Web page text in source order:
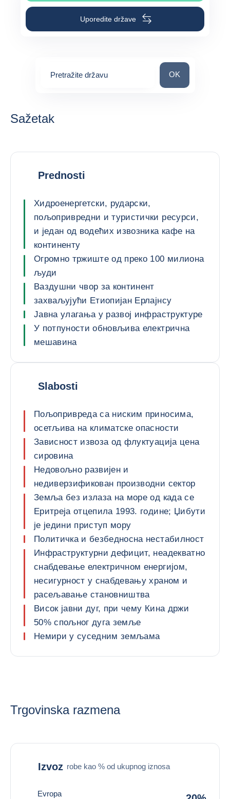
Uporedite države
Pretražite državu Pretražite državu
OK
Sažetak
Prednosti
Хидроенергетски, рударски,
пољопривредни и туристички ресурси,
и један од водећих извозника кафе на
континенту
Огромно тржиште од преко 100 милиона
људи
Ваздушни чвор за континент
захваљујући Етиопијан Ерлајнсу
Јавна улагања у развој инфраструктуре
У потпуности обновљива електрична
мешавина
Slabosti
Пољопривреда са ниским приносима,
осетљива на климатске опасности
Зависност извоза од флуктуација цена
сировина
Недовољно развијен и
недиверзификован производни сектор
Земља без излаза на море од када се
Еритреја отцепила 1993. године; Џибути
је једини приступ мору
Политичка и безбедносна нестабилност
Инфраструктурни дефицит, неадекватно
снабдевање електричном енергијом,
несигурност у снабдевању храном и
расељавање становништва
Висок јавни дуг, при чему Кина држи
50% спољног дуга земље
Немири у суседним земљама
Trgovinska razmena
Izvoz robe kao % od ukupnog iznosa
Evropa